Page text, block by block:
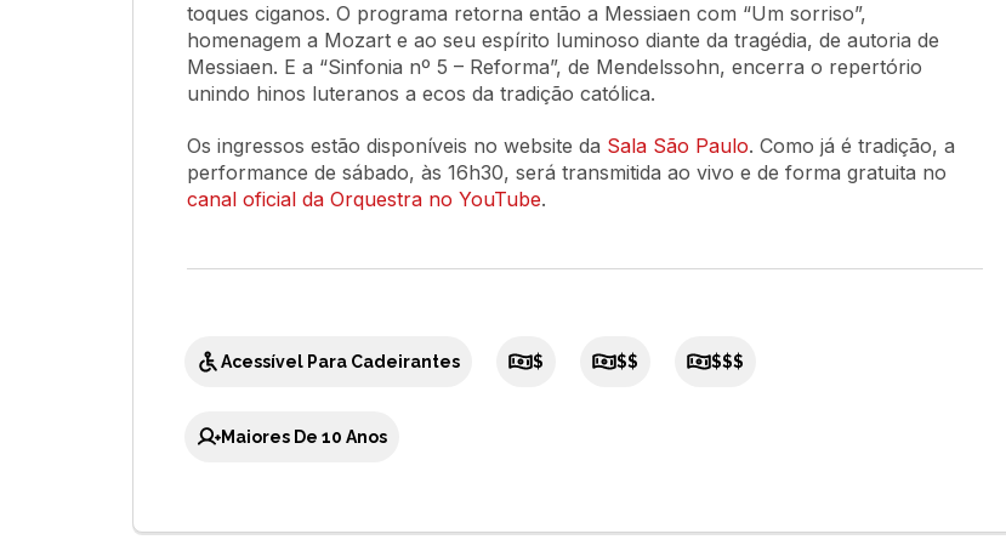
toques ciganos. O programa retorna então a Messiaen com “Um sorriso”,
homenagem a Mozart e ao seu espírito luminoso diante da tragédia, de autoria de
Messiaen. E a “Sinfonia nº 5 – Reforma”, de Mendelssohn, encerra o repertório
unindo hinos luteranos a ecos da tradição católica.
Os ingressos estão disponíveis no website da Sala São Paulo. Como já é tradição, a
performance de sábado, às 16h30, será transmitida ao vivo e de forma gratuita no
canal oficial da Orquestra no YouTube.
Acessível Para Cadeirantes $ $$ $$$
Maiores De 10 Anos